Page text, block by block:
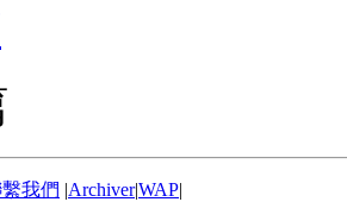
我們 |Archiver|WAP|